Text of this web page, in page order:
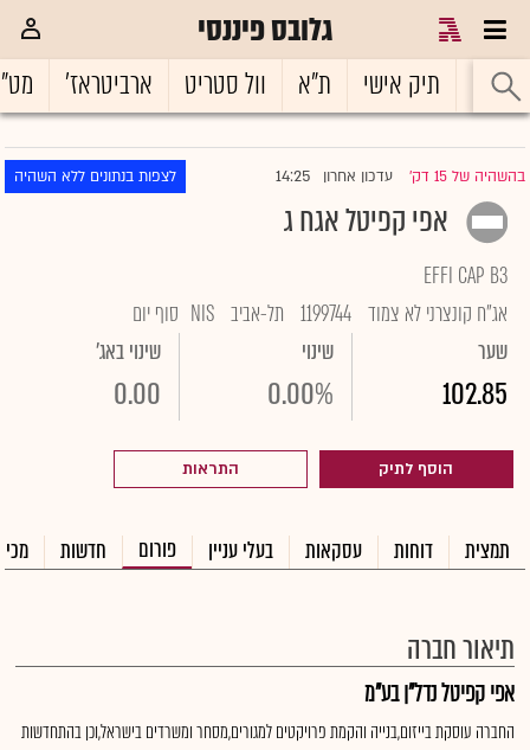
גלובס פיננסי
ראשי תיק אישי ת"א וול סטריט ארביטראז'
בהשהיה של 15 דק' |עדכון אחרון 14:25 לצפות בנתונים ללא השהיה
אפי קפיטל אגח ג
EFFI CAP B3
אג"ח קונצרני לא צמוד 1199744 תל-אביב NIS סוף יום
שער
102.85
שינוי
0.00%
שינוי באג'
0.00
הוסף לתיק התראות
תמצית דוחות עסקאות בעלי עניין פורום חדשות
תיאור חברה
אפי קפיטל נדל"ן בע"מ
החברה עוסקת בייזום,בנייה והקמת פרויקטים למגורים,מסחר ומשרדים בישראל,וכן בהתחדשות